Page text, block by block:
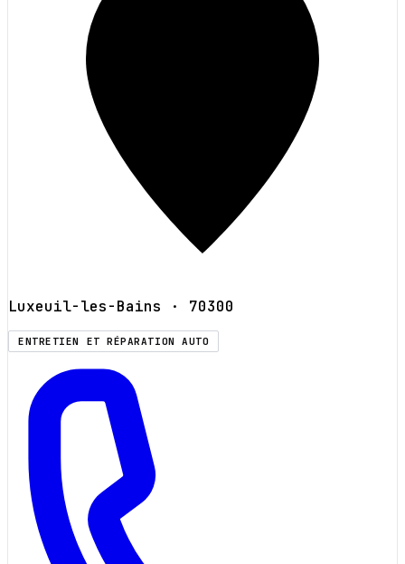
Luxeuil-les-Bains · 70300
ENTRETIEN ET RÉPARATION AUTO